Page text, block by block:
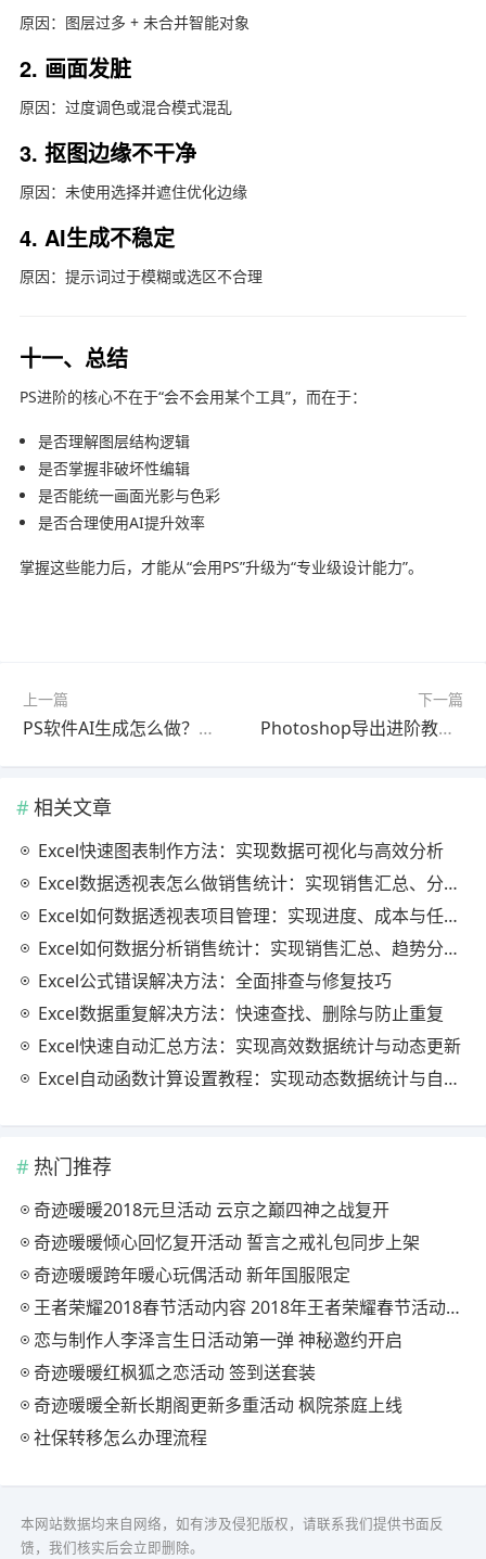
原因：图层过多 + 未合并智能对象
2. 画面发脏
原因：过度调色或混合模式混乱
3. 抠图边缘不干净
原因：未使用选择并遮住优化边缘
4. AI生成不稳定
原因：提示词过于模糊或选区不合理
十一、总结
PS进阶的核心不在于“会不会用某个工具”，而在于：
是否理解图层结构逻辑
是否掌握非破坏性编辑
是否能统一画面光影与色彩
是否合理使用AI提升效率
掌握这些能力后，才能从“会用PS”升级为“专业级设计能力”。
上一篇
PS软件AI生成怎么做？最新更新版使用教程（最新方法）
下一篇
Photoshop导出进阶教程最新更新版常见问题解决
相关文章
Excel快速图表制作方法：实现数据可视化与高效分析
Excel数据透视表怎么做销售统计：实现销售汇总、分析与动态监控
Excel如何数据透视表项目管理：实现进度、成本与任务的高效分析
Excel如何数据分析销售统计：实现销售汇总、趋势分析与业绩优化
Excel公式错误解决方法：全面排查与修复技巧
Excel数据重复解决方法：快速查找、删除与防止重复
Excel快速自动汇总方法：实现高效数据统计与动态更新
Excel自动函数计算设置教程：实现动态数据统计与自动更新
热门推荐
奇迹暖暖2018元旦活动 云京之巅四神之战复开
奇迹暖暖倾心回忆复开活动 誓言之戒礼包同步上架
奇迹暖暖跨年暖心玩偶活动 新年国服限定
王者荣耀2018春节活动内容 2018年王者荣耀春节活动大全
恋与制作人李泽言生日活动第一弹 神秘邀约开启
奇迹暖暖红枫狐之恋活动 签到送套装
奇迹暖暖全新长期阁更新多重活动 枫院茶庭上线
社保转移怎么办理流程
本网站数据均来自网络，如有涉及侵犯版权，请联系我们提供书面反
馈，我们核实后会立即删除。